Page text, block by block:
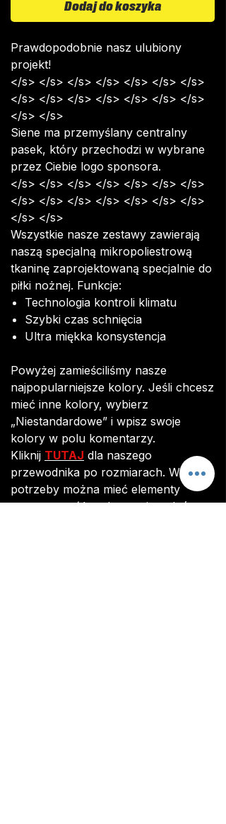
Dodaj do koszyka
Prawdopodobnie nasz ulubiony
projekt!
</s> </s> </s> </s> </s> </s> </s>
</s> </s> </s> </s> </s> </s> </s>
</s> </s>
Siene ma przemyślany centralny
pasek, który przechodzi w wybrane
przez Ciebie logo sponsora.
</s> </s> </s> </s> </s> </s> </s>
</s> </s> </s> </s> </s> </s> </s>
</s> </s>
Wszystkie nasze zestawy zawierają
naszą specjalną mikropoliestrową
tkaninę zaprojektowaną specjalnie do
piłki nożnej. Funkcje:
Technologia kontroli klimatu
Szybki czas schnięcia
Ultra miękka konsystencja
Powyżej zamieściliśmy nasze
najpopularniejsze kolory. Jeśli chcesz
mieć inne kolory, wybierz
„Niestandardowe” i wpisz swoje
kolory w polu komentarzy.
Kliknij TUTAJ dla naszego
przewodnika po rozmiarach. W razie
potrzeby można mieć elementy
zestawu o różnych rozmiarach (np.